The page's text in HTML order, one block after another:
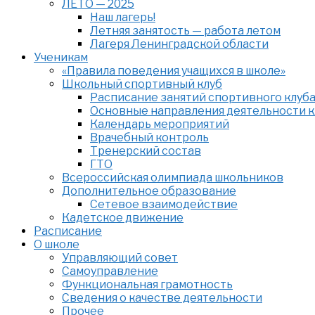
ЛЕТО — 2025
Наш лагерь!
Летняя занятость — работа летом
Лагеря Ленинградской области
Ученикам
«Правила поведения учащихся в школе»
Школьный спортивный клуб
Расписание занятий спортивного клуба
Основные направления деятельности
Календарь мероприятий
Врачебный контроль
Тренерский состав
ГТО
Всероссийская олимпиада школьников
Дополнительное образование
Сетевое взаимодействие
Кадетское движение
Расписание
О школе
Управляющий совет
Самоуправление
Функциональная грамотность
Сведения о качестве деятельности
Прочее